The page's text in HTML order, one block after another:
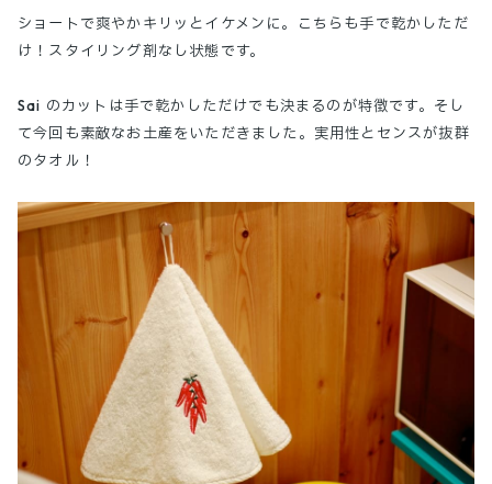
ショートで爽やかキリッとイケメンに。こちらも手で乾かしただ
け！スタイリング剤なし状態です。
Sai のカットは手で乾かしただけでも決まるのが特徴です。そし
て今回も素敵なお土産をいただきました。実用性とセンスが抜群
のタオル！